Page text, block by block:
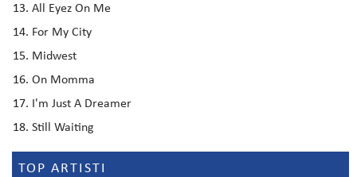
All Eyez On Me
For My City
Midwest
On Momma
I'm Just A Dreamer
Still Waiting
TOP ARTISTI